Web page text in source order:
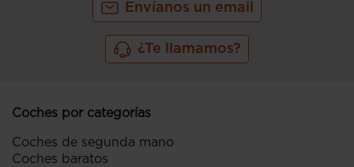
Envíanos un email
¿Te llamamos?
Coches por categorías
Coches de segunda mano
Coches baratos